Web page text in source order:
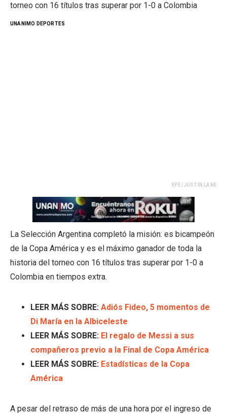
torneo con 16 títulos tras superar por 1-0 a Colombia
UNANIMO DEPORTES
EFE/JUSTIN LANE
La Selección Argentina completó la misión: es bicampeón
de la Copa América y es el máximo ganador de toda la
historia del torneo con 16 títulos tras superar por 1-0 a
Colombia en tiempos extra.
LEER MÁS SOBRE: Adiós Fideo, 5 momentos de
Di María en la Albiceleste
LEER MÁS SOBRE: El regalo de Messi a sus
compañeros previo a la Final de Copa América
LEER MÁS SOBRE: Estadísticas de la Copa
América
A pesar del retraso de más de una hora por el ingreso de